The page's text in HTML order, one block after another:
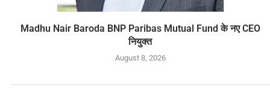
Madhu Nair Baroda BNP Paribas Mutual Fund के नए CEO
नियुक्त
August 8, 2026